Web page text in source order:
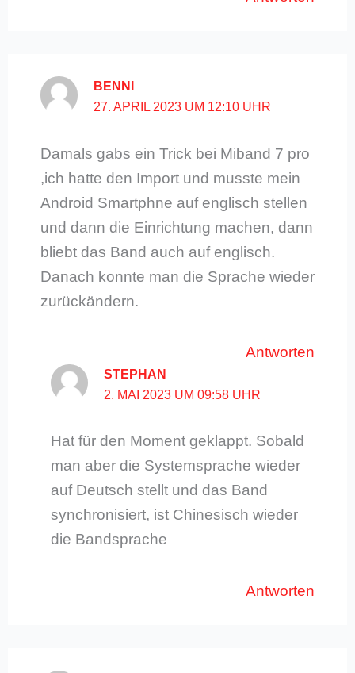
BENNI
27. APRIL 2023 UM 12:10 UHR
Damals gabs ein Trick bei Miband 7 pro
,ich hatte den Import und musste mein
Android Smartphne auf englisch stellen
und dann die Einrichtung machen, dann
bliebt das Band auch auf englisch.
Danach konnte man die Sprache wieder
zurückändern.
Antworten
STEPHAN
2. MAI 2023 UM 09:58 UHR
Hat für den Moment geklappt. Sobald
man aber die Systemsprache wieder
auf Deutsch stellt und das Band
synchronisiert, ist Chinesisch wieder
die Bandsprache
Antworten